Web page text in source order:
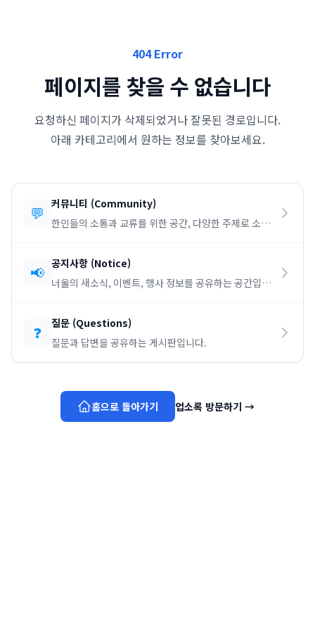
404 Error
페이지를 찾을 수 없습니다
요청하신 페이지가 삭제되었거나 잘못된 경로입니다.
아래 카테고리에서 원하는 정보를 찾아보세요.
💬 커뮤니티 (Community)
한인들의 소통과 교류를 위한 공간, 다양한 주제로 소통
📢 공지사항 (Notice)
너울의 새소식, 이벤트, 행사 정보를 공유하는 공간입니
❓ 질문 (Questions)
질문과 답변을 공유하는 게시판입니다.
홈으로 돌아가기 업소록 방문하기 →